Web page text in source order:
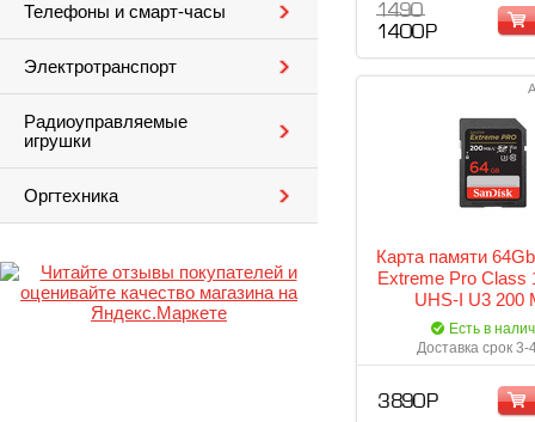
Телефоны и смарт-часы
Электротранспорт
Радиоуправляемые
игрушки
Оргтехника
1 490
1 400 Р
Карта памяти
Extreme Pro Class
UHS-I U3 200
SDSDXXU-
Есть в
Доставка срок 3-
3 890 Р